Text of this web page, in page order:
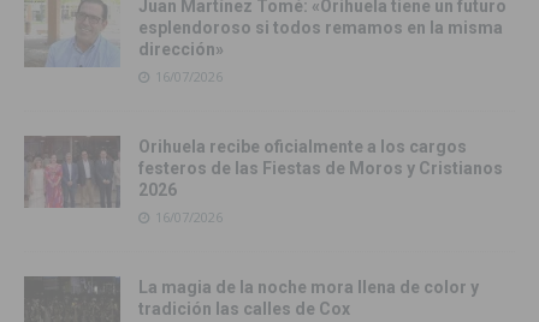
Juan Martínez Tomé: «Orihuela tiene un futuro
esplendoroso si todos remamos en la misma
dirección»
16/07/2026
Orihuela recibe oficialmente a los cargos
festeros de las Fiestas de Moros y Cristianos
2026
16/07/2026
La magia de la noche mora llena de color y
tradición las calles de Cox